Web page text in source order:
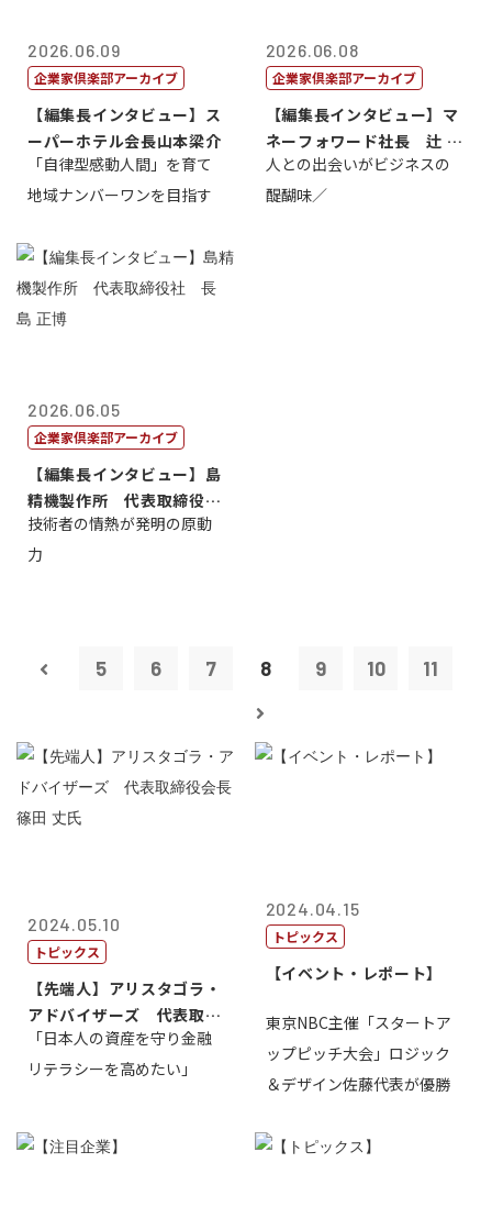
2026.06.09
企業家倶楽部アーカイブ
【編集長インタビュー】ス
ーパーホテル会長山本梁介
「自律型感動人間」を育て
地域ナンバーワンを目指す
2026.06.08
企業家倶楽部アーカイブ
【編集長インタビュー】マ
ネーフォワード社長 辻 庸
介
人との出会いがビジネスの
醍醐味／
2026.06.05
企業家倶楽部アーカイブ
【編集長インタビュー】島
精機製作所 代表取締役
社 長 島 正...
技術者の情熱が発明の原動
力
5 6 7 8 9 10 11
2024.05.10
トピックス
【先端人】アリスタゴラ・
アドバイザーズ 代表取締
役会長 篠田...
「日本人の資産を守り金融
リテラシーを高めたい」
2024.04.15
トピックス
【イベント・レポート】
東京NBC主催「スタートア
ップピッチ大会」ロジック
＆デザイン佐藤代表が優勝